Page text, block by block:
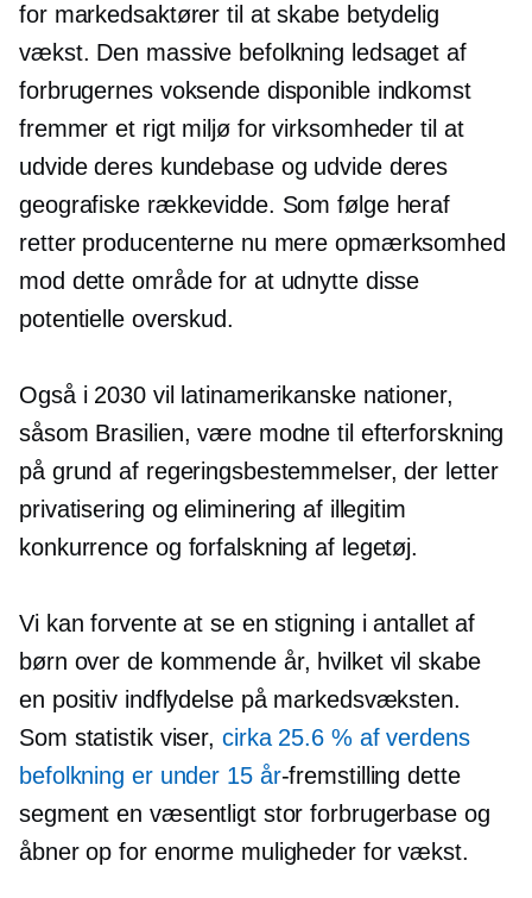
for markedsaktører til at skabe betydelig
vækst. Den massive befolkning ledsaget af
forbrugernes voksende disponible indkomst
fremmer et rigt miljø for virksomheder til at
udvide deres kundebase og udvide deres
geografiske rækkevidde. Som følge heraf
retter producenterne nu mere opmærksomhed
mod dette område for at udnytte disse
potentielle overskud.
Også i 2030 vil latinamerikanske nationer,
såsom Brasilien, være modne til efterforskning
på grund af regeringsbestemmelser, der letter
privatisering og eliminering af illegitim
konkurrence og forfalskning af legetøj.
Vi kan forvente at se en stigning i antallet af
børn over de kommende år, hvilket vil skabe
en positiv indflydelse på markedsvæksten.
Som statistik viser, cirka 25.6 % af verdens
befolkning er under 15 år-fremstilling dette
segment en væsentligt stor forbrugerbase og
åbner op for enorme muligheder for vækst.